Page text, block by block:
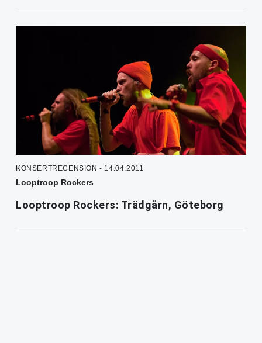
KONSERTRECENSION - 14.04.2011
Looptroop Rockers
Looptroop Rockers: Trädgårn, Göteborg